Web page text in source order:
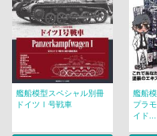
艦船模型スペシャル別冊
ドイツⅠ号戦車
艦船
プラ
イド...